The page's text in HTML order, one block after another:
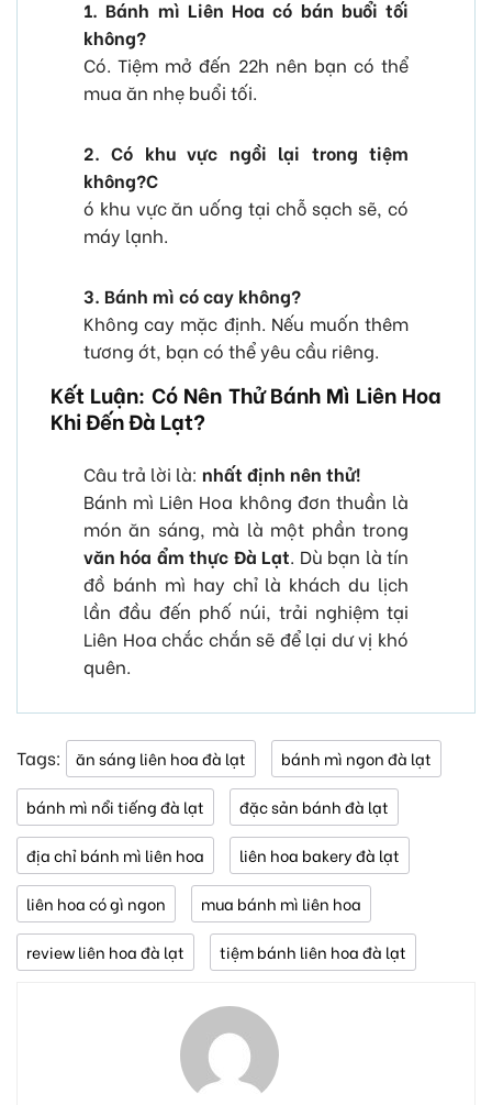
1. Bánh mì Liên Hoa có bán buổi tối
không?
Có. Tiệm mở đến 22h nên bạn có thể
mua ăn nhẹ buổi tối.
2. Có khu vực ngồi lại trong tiệm
không?C
ó khu vực ăn uống tại chỗ sạch sẽ, có
máy lạnh.
3. Bánh mì có cay không?
Không cay mặc định. Nếu muốn thêm
tương ớt, bạn có thể yêu cầu riêng.
Kết Luận: Có Nên Thử Bánh Mì Liên Hoa
Khi Đến Đà Lạt?
Câu trả lời là: nhất định nên thử!
Bánh mì Liên Hoa không đơn thuần là
món ăn sáng, mà là một phần trong
văn hóa ẩm thực Đà Lạt. Dù bạn là tín
đồ bánh mì hay chỉ là khách du lịch
lần đầu đến phố núi, trải nghiệm tại
Liên Hoa chắc chắn sẽ để lại dư vị khó
quên.
Tags: ăn sáng liên hoa đà lạt bánh mì ngon đà lạt
bánh mì nổi tiếng đà lạt đặc sản bánh đà lạt
địa chỉ bánh mì liên hoa liên hoa bakery đà lạt
liên hoa có gì ngon mua bánh mì liên hoa
review liên hoa đà lạt tiệm bánh liên hoa đà lạt